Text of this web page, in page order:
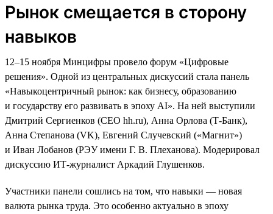
Рынок смещается в сторону
навыков
12–15 ноября Минцифры провело форум «Цифровые
решения». Одной из центральных дискуссий стала панель
«Навыкоцентричный рынок: как бизнесу, образованию
и государству его развивать в эпоху AI». На ней выступили
Дмитрий Сергиенков (CEO hh.ru), Анна Орлова (Т-Банк),
Анна Степанова (VK), Евгений Случевский («Магнит»)
и Иван Лобанов (РЭУ имени Г. В. Плеханова). Модерировал
дискуссию ИТ-журналист Аркадий Глушенков.
Участники панели сошлись на том, что навыки — новая
валюта рынка труда. Это особенно актуально в эпоху